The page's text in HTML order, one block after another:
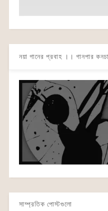
নয়া গানের প্রবাহ ।। গানপার
সাম্প্রতিক পোস্টগুলো